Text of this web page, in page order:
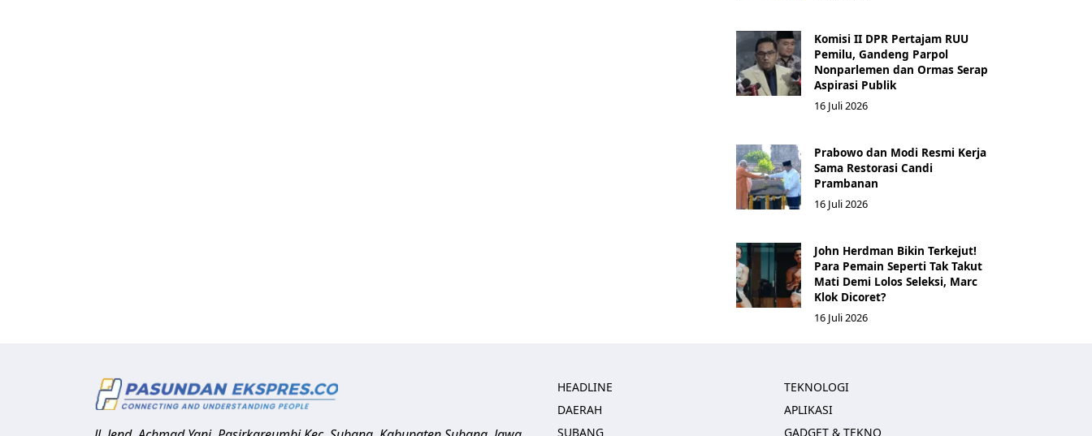
Komisi II DPR Pertajam RUU
Pemilu, Gandeng Parpol
Nonparlemen dan Ormas Serap
Aspirasi Publik
16 Juli 2026
Prabowo dan Modi Resmi Kerja
Sama Restorasi Candi
Prambanan
16 Juli 2026
John Herdman Bikin Terkejut!
Para Pemain Seperti Tak Takut
Mati Demi Lolos Seleksi, Marc
Klok Dicoret?
16 Juli 2026
HEADLINE
DAERAH
SUBANG
TEKNOLOGI
APLIKASI
GADGET & TEKNO